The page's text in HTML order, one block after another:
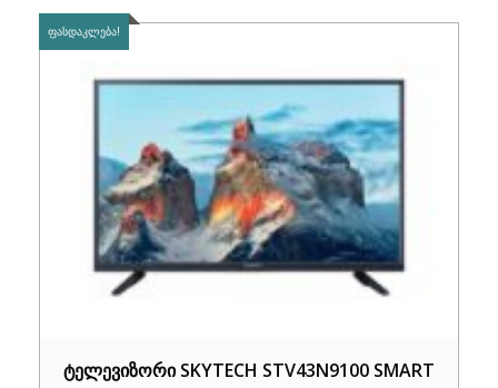
ᲤᲐᲡᲓᲐᲙᲚᲔᲑᲐ!
ტელევიზორი SKYTECH STV43N9100 SMART